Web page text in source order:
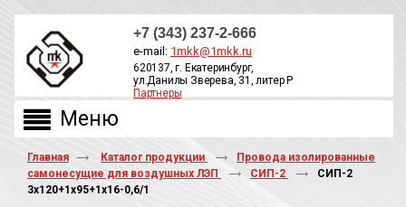
+7 (343) 237-2-666
e-mail: 1mkk@1mkk.ru
620137, г. Екатеринбург,
ул.Данилы Зверева, 31, литер Р
Партнеры
Главная Каталог продукции
Провода изолированные
самонесущие для воздушных ЛЭП
СИП-2
СИП-2
3х120+1х95+1х16-0,6/1